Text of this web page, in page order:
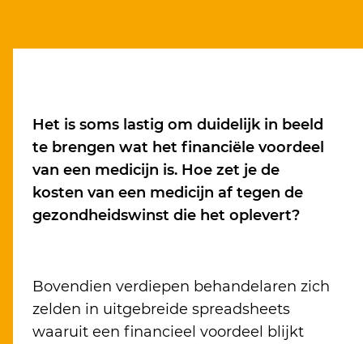
Het is soms lastig om duidelijk in beeld
te brengen wat het financiële voordeel
van een medicijn is. Hoe zet je de
kosten van een medicijn af tegen de
gezondheidswinst die het oplevert?
Bovendien verdiepen behandelaren zich
zelden in uitgebreide spreadsheets
waaruit een financieel voordeel blijkt